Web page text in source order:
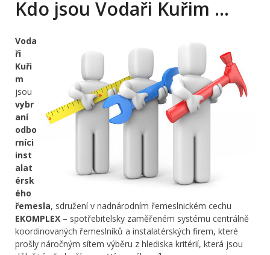
Kdo jsou Vodaři Kuřim …
Voda
ři
Kuři
m
jsou
vybr
aní
odbo
rníci
inst
alat
érsk
ého
řemesla, sdružení v nadnárodním řemeslnickém cechu
EKOMPLEX – spotřebitelsky zaměřeném systému centrálně
koordinovaných řemeslníků a instalatérských firem, které
prošly náročným sítem výběru z hlediska kritérií, která jsou